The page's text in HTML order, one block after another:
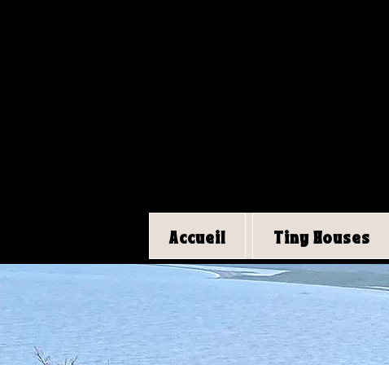
Accueil Tiny Houses